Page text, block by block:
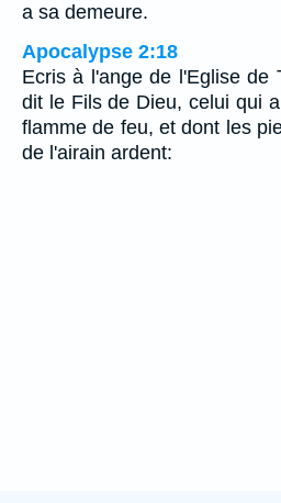
a sa demeure.
Apocalypse 2:18
Ecris à l'ange de l'Eglise de
dit le Fils de Dieu, celui qui
flamme de feu, et dont les
de l'airain ardent: